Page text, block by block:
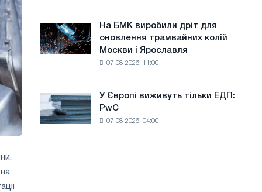
у
досягнення
цілей
декарбонізації
На
БМК
виробили
трамвайних
колій
і
На БМК виробили дріт для
оновлення трамвайних колій
Москви і Ярославля
07-08-2026, 11:00
Європі
виживуть
У Європі виживуть тільки ЕДП:
PwC
07-08-2026, 04:00